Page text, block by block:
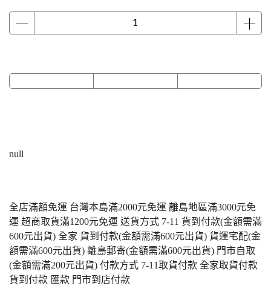
null
全店滿額免運 台灣本島滿2000元免運 離島地區滿3000元免
運 超商取貨滿1200元免運 送貨方式 7-11 貨到付款(金額需滿
600元出貨) 全家 貨到付款(金額需滿600元出貨) 貨運宅配(金
額需滿600元出貨) 離島郵寄(金額需滿600元出貨) 門市自取
(金額需滿200元出貨) 付款方式 7-11取貨付款 全家取貨付款
貨到付款 匯款 門市到店付款